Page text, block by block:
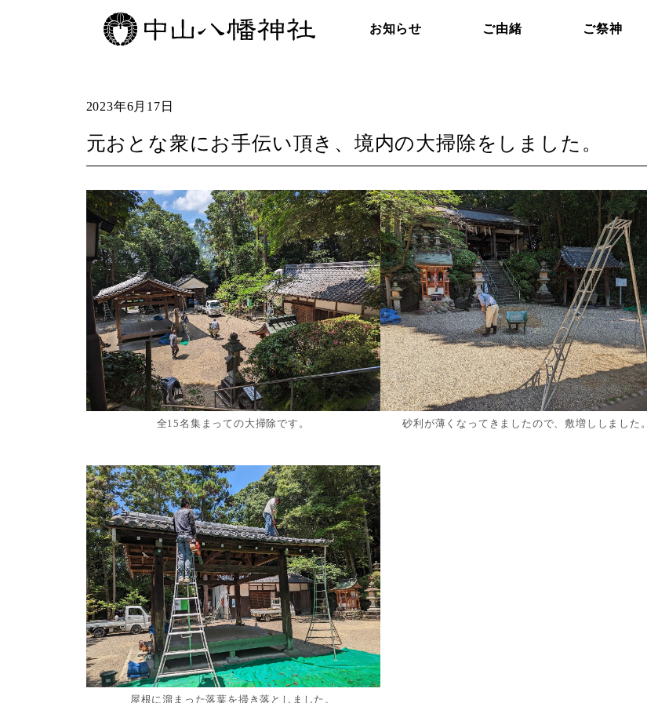
お知らせ ご由緒 ご祭神
2023年6月17日
元おとな衆にお手伝い頂き、境内の大掃除をしました。
全15名集まっての大掃除です。 砂利が薄くなってきましたので、敷増ししました。
屋根に溜まった落葉を掃き落としました。